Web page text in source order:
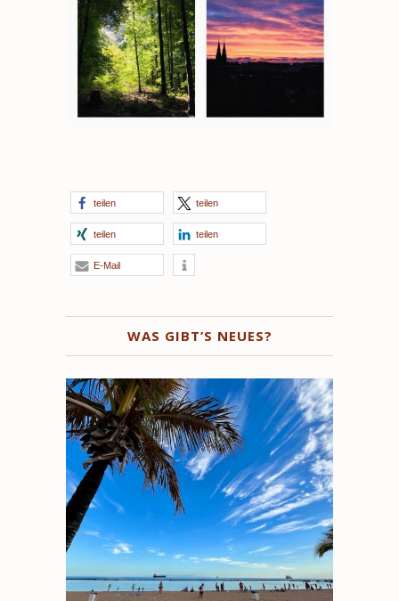
teilen teilen
teilen teilen
E-Mail
WAS GIBT’S NEUES?